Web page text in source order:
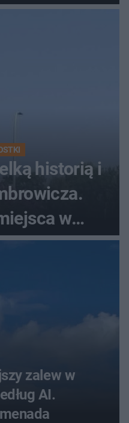
historią i
w
zalew w
AI.